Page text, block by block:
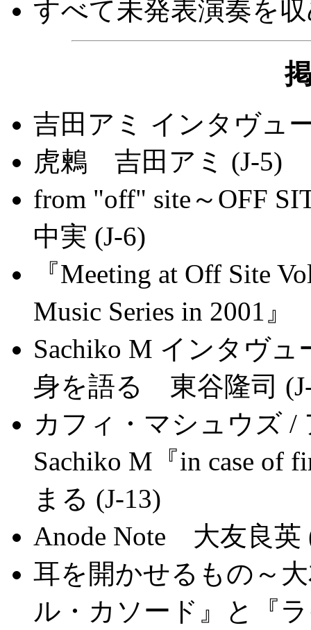
すべて未発表演奏を
吉田アミ インタヴュ
虎鶫 吉田アミ (J-5)
from "off" site～OFF
中実 (J-6)
『Meeting at Off Site
Music Series in 2001
Sachiko M インタヴ
身を語る 東谷隆司
カフィ・マシュウズ /
Sachiko M『in case of
まる (J-13)
Anode Note 大友良英
耳を開かせるもの～
ル・カソード』と『